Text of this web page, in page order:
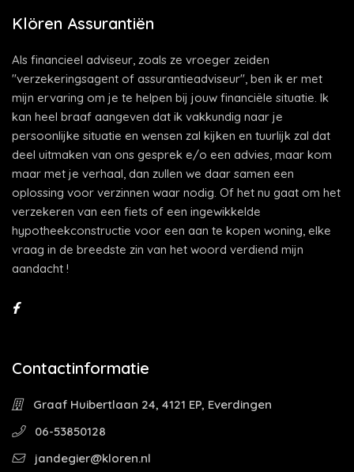
Klören Assurantiën
Als financieel adviseur, zoals ze vroeger zeiden
"verzekeringsagent of assurantieadviseur", ben ik er met
mijn ervaring om je te helpen bij jouw financiële situatie. Ik
kan heel braaf aangeven dat ik vakkundig naar je
persoonlijke situatie en wensen zal kijken en tuurlijk zal dat
deel uitmaken van ons gesprek e/o een advies, maar kom
maar met je verhaal, dan zullen we daar samen een
oplossing voor verzinnen waar nodig. Of het nu gaat om het
verzekeren van een fiets of een ingewikkelde
hypotheekconstructie voor een aan te kopen woning, elke
vraag in de breedste zin van het woord verdiend mijn
aandacht !
Contactinformatie
Graaf Huibertlaan 24, 4121 EP, Everdingen
06-53850128
jandegier@kloren.nl